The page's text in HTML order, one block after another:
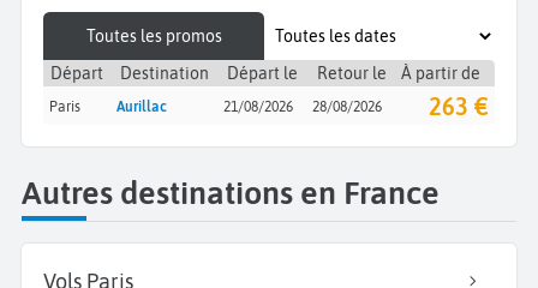
Toutes les promos
Départ
Destination Départ le Retour le À partir de
Paris Aurillac 21/08/2026 28/08/2026 263 €
Autres destinations en France
Vols Paris